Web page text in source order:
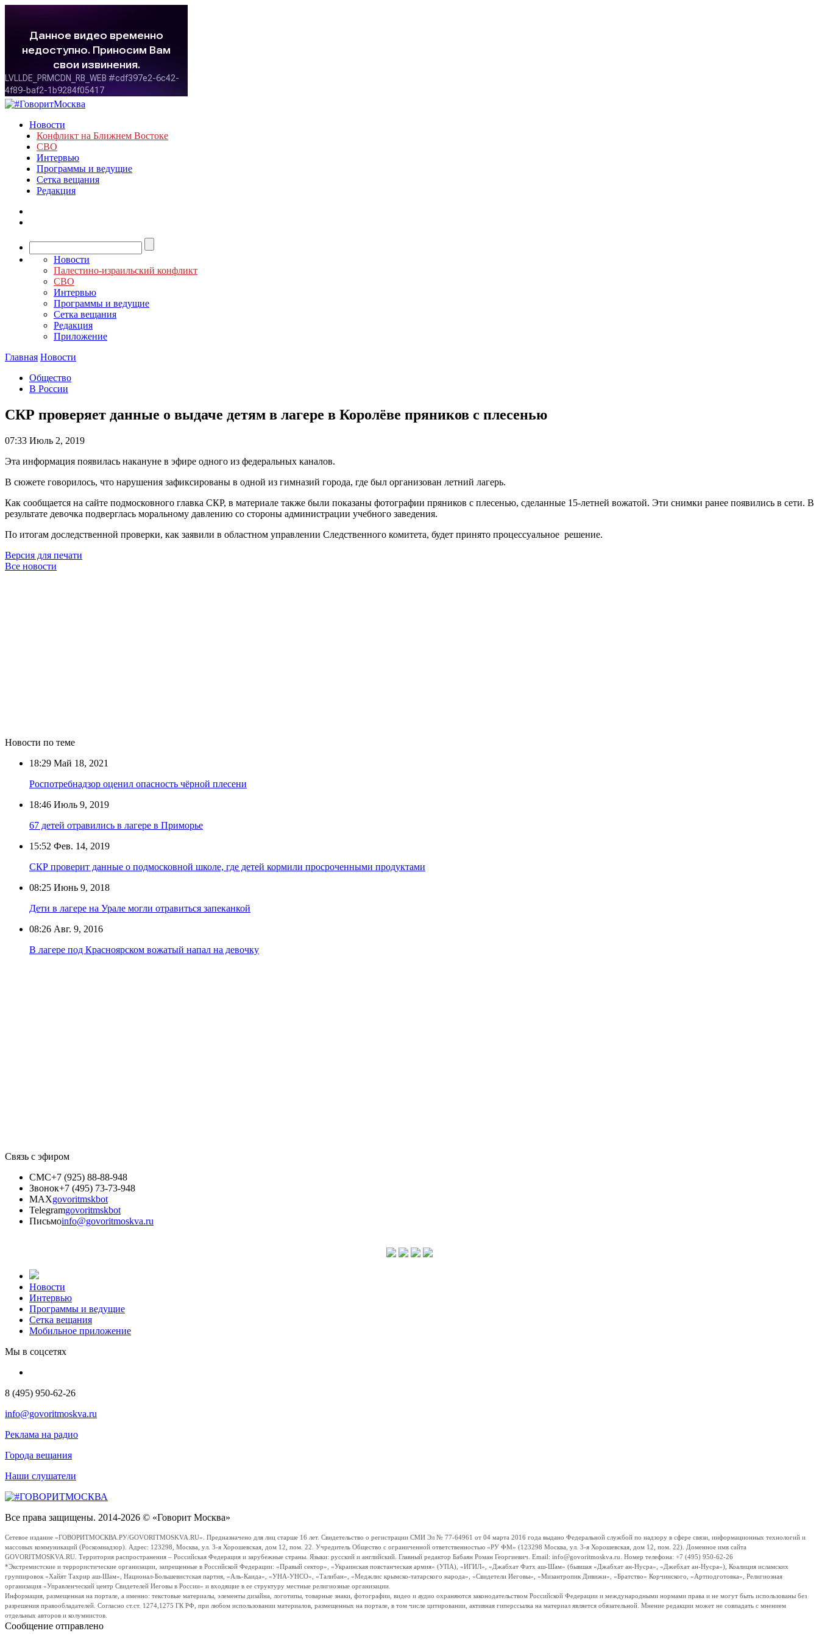
Новости
Конфликт на Ближнем Востоке
СВО
Интервью
Программы и ведущие
Сетка вещания
Редакция
Новости
Палестино-израильский конфликт
СВО
Интервью
Программы и ведущие
Сетка вещания
Редакция
Приложение
Главная Новости
Общество
В России
СКР проверяет данные о выдаче детям в лагере в Королёве пряников с плесенью
07:33 Июль 2, 2019
Эта информация появилась накануне в эфире одного из федеральных каналов.
В сюжете говорилось, что нарушения зафиксированы в одной из гимназий города, где был организован летний лагерь.
Как сообщается на сайте подмосковного главка СКР, в материале также были показаны фотографии пряников с плесенью, сделанные 15-летней вожатой. Эти снимки ранее появились в сети. В
результате девочка подверглась моральному давлению со стороны администрации учебного заведения.
По итогам доследственной проверки, как заявили в областном управлении Следственного комитета, будет принято процессуальное решение.
Версия для печати
Все новости
Новости по теме
18:29 Май 18, 2021
Роспотребнадзор оценил опасность чёрной плесени
18:46 Июль 9, 2019
67 детей отравились в лагере в Приморье
15:52 Фев. 14, 2019
СКР проверит данные о подмосковной школе, где детей кормили просроченными продуктами
08:25 Июнь 9, 2018
Дети в лагере на Урале могли отравиться запеканкой
08:26 Авг. 9, 2016
В лагере под Красноярском вожатый напал на девочку
Связь с эфиром
СМС+7 (925) 88-88-948
Звонок+7 (495) 73-73-948
MAXgovoritmskbot
Telegramgovoritmskbot
Письмоinfo@govoritmoskva.ru
Новости
Интервью
Программы и ведущие
Сетка вещания
Мобильное приложение
Мы в соцсетях
8 (495) 950-62-26
info@govoritmoskva.ru
Реклама на радио
Города вещания
Наши слушатели
Все права защищены. 2014-2026 © «Говорит Москва»
Сетевое издание «ГОВОРИТМОСКВА.РУ/GOVORITMOSKVA.RU». Предназначено для лиц старше 16 лет. Свидетельство о регистрации СМИ Эл № 77-64961 от 04 марта 2016 года выдано Федеральной службой по надзору в сфере связи, информационных технологий и
массовых коммуникаций (Роскомнадзор). Адрес: 123298, Москва, ул. 3-я Хорошевская, дом 12, пом. 22. Учредитель Общество с ограниченной ответственностью «РУ ФМ» (123298 Москва, ул. 3-я Хорошевская, дом 12, пом. 22). Доменное имя сайта
GOVORITMOSKVA.RU. Территория распространения – Российская Федерация и зарубежные страны. Языки: русский и английский. Главный редактор Бабаян Роман Георгиевич. Email: info@govoritmoskva.ru. Номер телефона: +7 (495) 950-62-26
*Экстремистские и террористические организации, запрещенные в Российской Федерации: «Правый сектор», «Украинская повстанческая армия» (УПА), «ИГИЛ», «Джабхат Фатх аш-Шам» (бывшая «Джабхат ан-Нусра», «Джебхат ан-Нусра»), Коалиция исламских
группировок «Хайят Тахрир аш-Шам», Национал-Большевистская партия, «Аль-Каида», «УНА-УНСО», «Талибан», «Меджлис крымско-татарского народа», «Свидетели Иеговы», «Мизантропик Дивижн», «Братство» Корчинского, «Артподготовка», Религиозная
организация «Управленческий центр Свидетелей Иеговы в России» и входящие в ее структуру местные религиозные организации.
Информация, размещенная на портале, а именно: текстовые материалы, элементы дизайна, логотипы, товарные знаки, фотографии, видео и аудио охраняются законодательством Российской Федерации и международными нормами права и не могут быть использованы без
разрешения правообладателей. Согласно ст.ст. 1274,1275 ГК РФ, при любом использовании материалов, размещенных на портале, в том числе цитировании, активная гиперссылка на материал является обязательной. Мнение редакции может не совпадать с мнением
отдельных авторов и колумнистов.
Сообщение отправлено